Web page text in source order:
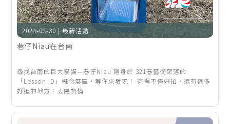
2024-08-30 | 最新活動
巷仔Niau在台南
尋找台南的巨大貓貓—巷仔Niau 隱身於 321巷藝術聚落的
「Lesson :D」概念展區，等你來發現！ 這裡不僅好拍，還有很多
好逛的地方！太陽熱情